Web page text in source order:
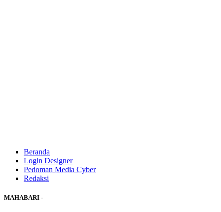
Beranda
Login Designer
Pedoman Media Cyber
Redaksi
MAHABARI -